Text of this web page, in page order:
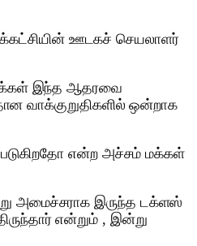
ஊடகச் செயலாளர்
மக்கள் இந்த ஆதரவை
வாக்குறுதிகளில் ஒன்றாக
என்ற அச்சம் மக்கள்
அமைச்சராக இருந்த டக்ளஸ்
என்றும் , இன்று